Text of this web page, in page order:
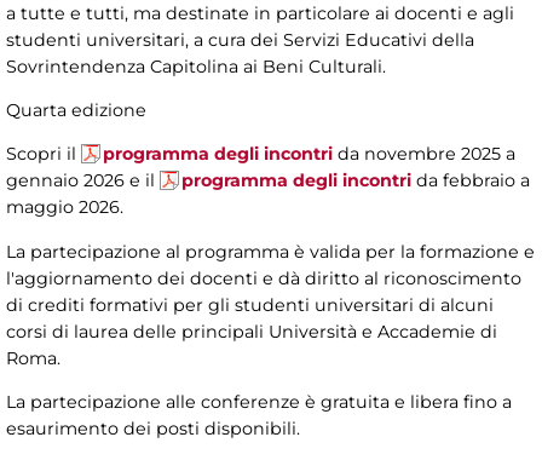
a tutte e tutti, ma destinate in particolare ai docenti e agli
studenti universitari, a cura dei Servizi Educativi della
Sovrintendenza Capitolina ai Beni Culturali.
Quarta edizione
Scopri il programma degli incontri da novembre 2025 a
gennaio 2026 e il
programma degli incontri da febbraio a
maggio 2026.
La partecipazione al programma è valida per la formazione e
l'aggiornamento dei docenti e dà diritto al riconoscimento
di crediti formativi per gli studenti universitari di alcuni
corsi di laurea delle principali Università e Accademie di
Roma.
La partecipazione alle conferenze è gratuita e libera fino a
esaurimento dei posti disponibili.